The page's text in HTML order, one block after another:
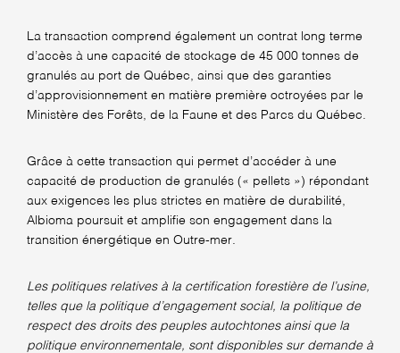
La transaction comprend également un contrat long terme
d’accès à une capacité de stockage de 45 000 tonnes de
granulés au port de Québec, ainsi que des garanties
d’approvisionnement en matière première octroyées par le
Ministère des Forêts, de la Faune et des Parcs du Québec.
Grâce à cette transaction qui permet d’accéder à une
capacité de production de granulés (« pellets ») répondant
aux exigences les plus strictes en matière de durabilité,
Albioma poursuit et amplifie son engagement dans la
transition énergétique en Outre-mer.
Les politiques relatives à la certification forestière de l’usine,
telles que la politique d’engagement social, la politique de
respect des droits des peuples autochtones ainsi que la
politique environnementale, sont disponibles sur demande à